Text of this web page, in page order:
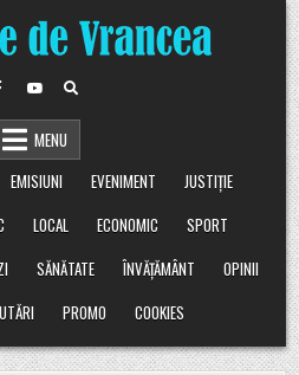
MENU
EMISIUNI EVENIMENT
JUSTIȚIE
LOCAL ECONOMIC
SPORT
SĂNĂTATE ÎNVĂȚĂMÂNT
OPINII
PROMO COOKIES